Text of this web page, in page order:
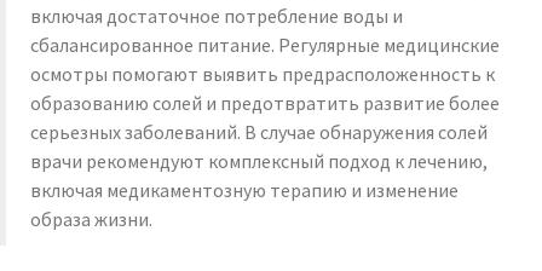
включая достаточное потребление воды и
сбалансированное питание. Регулярные медицинские
осмотры помогают выявить предрасположенность к
образованию солей и предотвратить развитие более
серьезных заболеваний. В случае обнаружения солей
врачи рекомендуют комплексный подход к лечению,
включая медикаментозную терапию и изменение
образа жизни.